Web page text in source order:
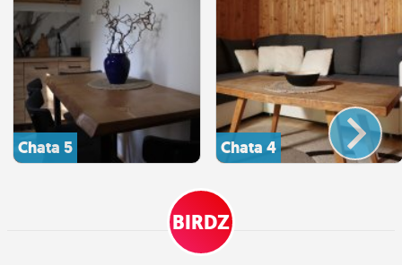
Chata 5 Chata 4
BIRDZ